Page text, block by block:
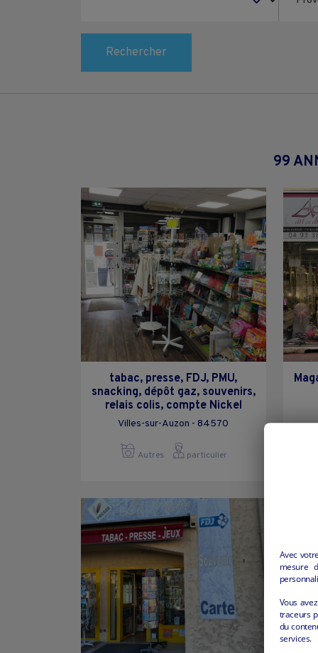
Rechercher
99
tabac, presse, FDJ, PMU,
snacking, dépôt gaz, souvenirs,
relais colis, compte Nickel
Villes-sur-Auzon - 84570
Autres particulier
Avec
mesure
Vous
traceurs
du
services.